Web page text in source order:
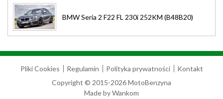
BMW Seria 2 F22 FL 230i 252KM (B48B20)
Pliki Cookies Regulamin Polityka prywatności
Kontakt
Copyright © 2015-2026 MotoBenzyna
Made byWankom